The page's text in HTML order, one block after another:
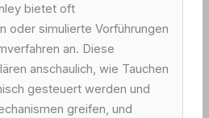
bietet oft
oder simulierte Vorführungen
an. Diese
anschaulich, wie Tauchen
gesteuert werden und
greifen, und